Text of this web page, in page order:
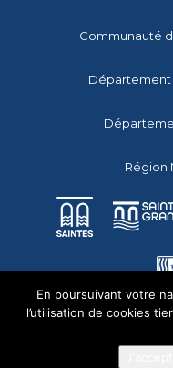
Communauté
Département
Région
En poursuivant votre
l’utilisation de cookies